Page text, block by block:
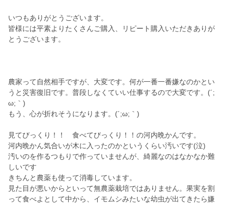
いつもありがとうございます。
皆様には平素よりたくさんご購入、リピート購入いただきありが
とうございます。
農家って自然相手ですが、大変です。何が一番一番嫌なのかとい
うと災害復旧です。普段しなくていい仕事するので大変です。(´;
ω;｀)
もう、心が折れそうになります。(´;ω;｀)
見てびっくり！！ 食べてびっくり！！の河内晩かんです。
河内晩かん気合いが木に入ったのかというくらい汚いです(泣)
汚いのを作るつもりで作っていませんが、綺麗なのはなかなか難
しいです
きちんと農薬も使って消毒しています。
見た目が悪いからといって無農薬栽培ではありません。果実を割
って食べよとして中から、イモムシみたいな幼虫が出てきたら嫌